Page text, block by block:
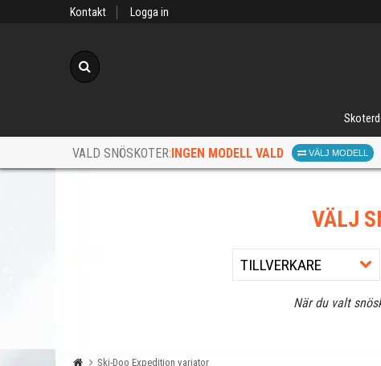
Kontakt Logga in
VALD SNÖSKOTER:INGEN MODELL VALD VÄLJ MODELL
VÄLJ
När du valt
Ski-Doo Expedition variator